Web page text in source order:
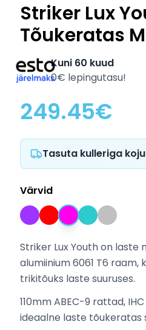
Striker Lux
Tõukeratas
Kuni 60 kuud
0€ lepingutasu!
249.45€
Tasuta kulleriga
Värvid
Striker Lux Youth on
alumiinium 6061 T6 raam,
trikitõuks laste suuruses.
110mm ABEC-9 rattad,
ideaalne laste tõukeratas